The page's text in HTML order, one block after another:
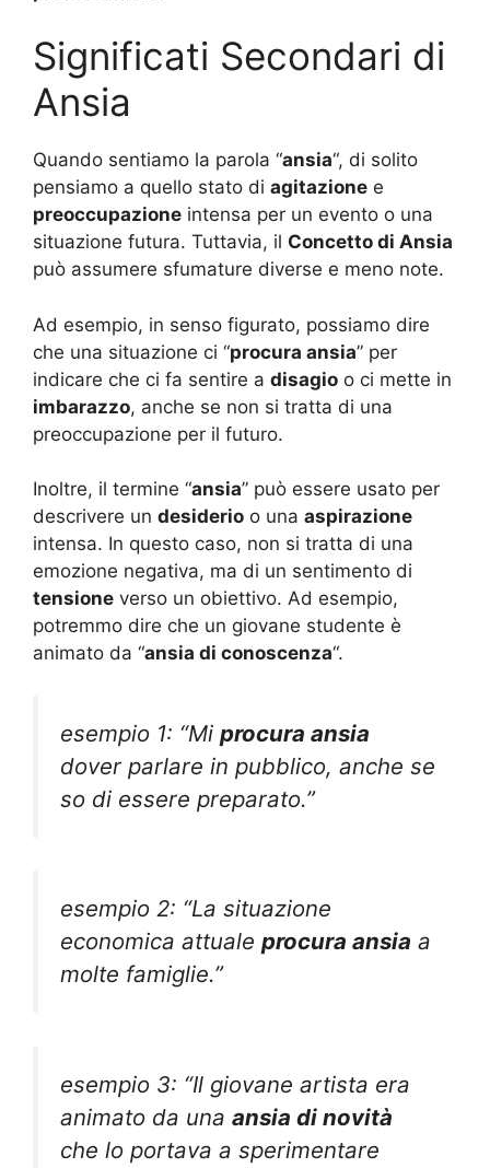
Significati Secondari di
Ansia
Quando sentiamo la parola “ansia“, di solito
pensiamo a quello stato di agitazione e
preoccupazione intensa per un evento o una
situazione futura. Tuttavia, il Concetto di Ansia
può assumere sfumature diverse e meno note.
Ad esempio, in senso figurato, possiamo dire
che una situazione ci “procura ansia” per
indicare che ci fa sentire a disagio o ci mette in
imbarazzo, anche se non si tratta di una
preoccupazione per il futuro.
Inoltre, il termine “ansia” può essere usato per
descrivere un desiderio o una aspirazione
intensa. In questo caso, non si tratta di una
emozione negativa, ma di un sentimento di
tensione verso un obiettivo. Ad esempio,
potremmo dire che un giovane studente è
animato da “ansia di conoscenza“.
esempio 1: “Mi procura ansia
dover parlare in pubblico, anche se
so di essere preparato.”
esempio 2: “La situazione
economica attuale procura ansia a
molte famiglie.”
esempio 3: “Il giovane artista era
animato da una ansia di novità
che lo portava a sperimentare